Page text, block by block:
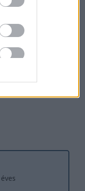
keresztül